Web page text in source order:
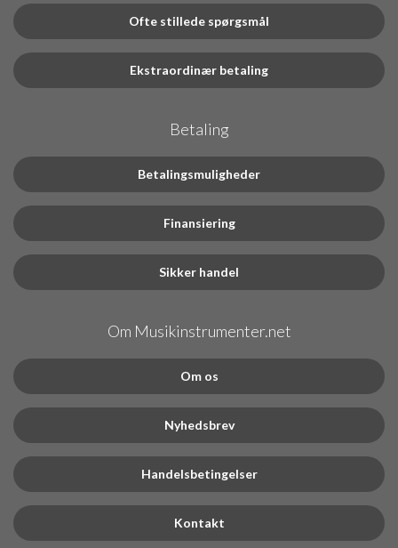
Ofte stillede spørgsmål
Ekstraordinær betaling
Betaling
Betalingsmuligheder
Finansiering
Sikker handel
Om Musikinstrumenter.net
Om os
Nyhedsbrev
Handelsbetingelser
Kontakt